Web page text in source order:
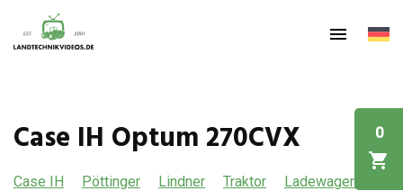
0
Case IH Optum 270CVX
Case IH Pöttinger Lindner Traktor
Ladewagen